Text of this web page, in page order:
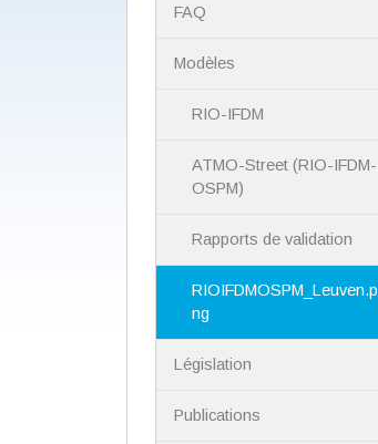
FAQ
Modèles
RIO-IFDM
ATMO-Street (RIO-IFDM-
OSPM)
Rapports de validation
RIOIFDMOSPM_Leuven.p
ng
Législation
Publications